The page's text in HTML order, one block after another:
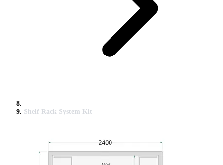
Shelf Rack System Kit